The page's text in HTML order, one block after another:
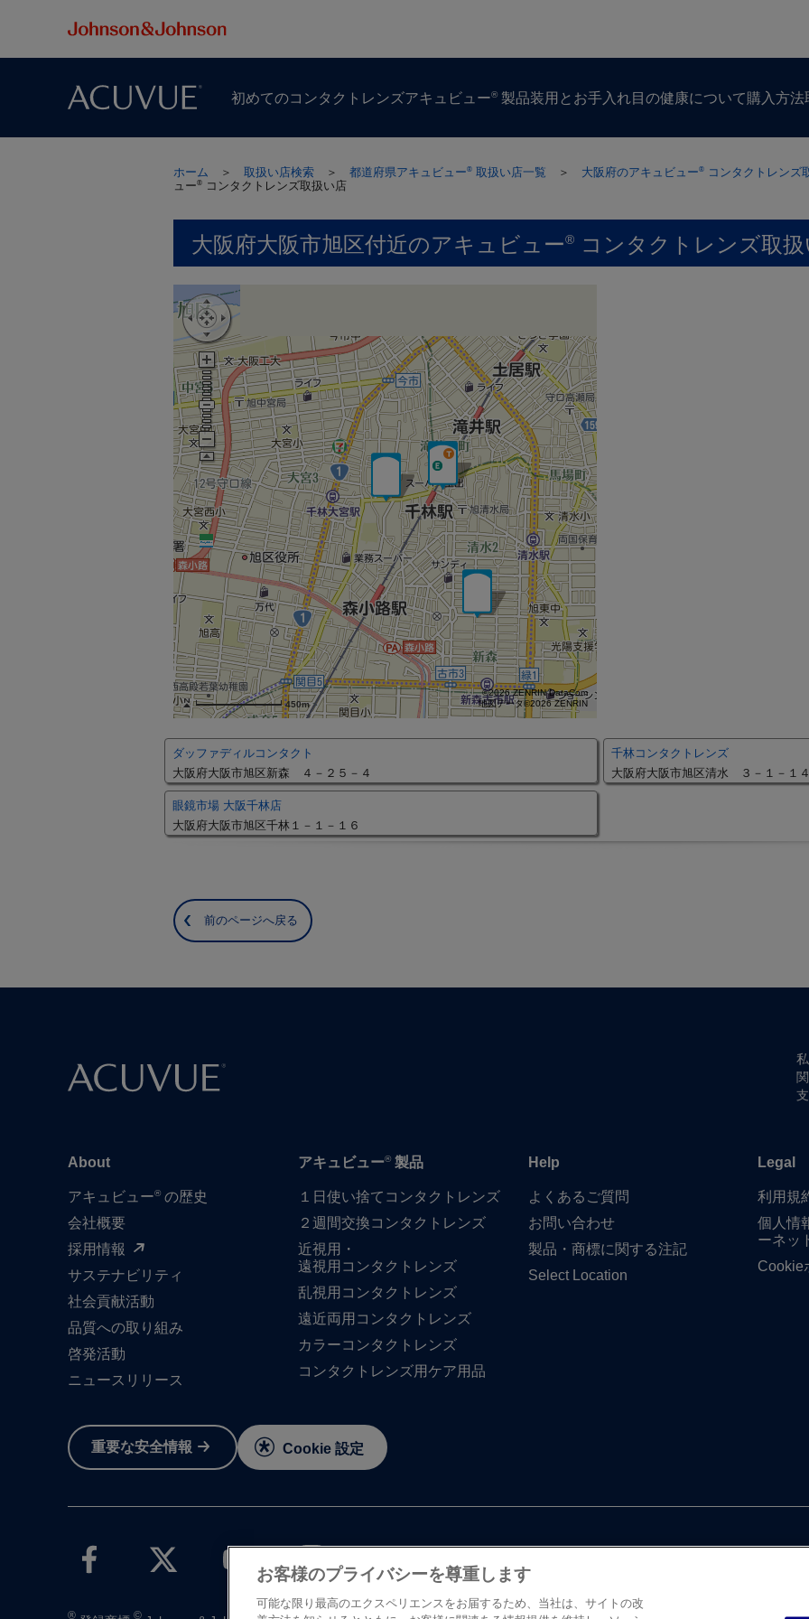
初めての​コンタクトレンズアキュビュー® 製品装用とお手入れ目の​健康に​ついて購入方​法
ホーム ＞ 取扱い店検索 ＞ 都道府県アキュビュー® 取扱い店一覧 ＞ 大阪府のアキュビュー®
コンタクトレンズ
ュー® コンタクトレンズ取扱い店
大阪府大阪市旭区付近のアキュビュー® コンタクトレンズ取
450m
©2026 ZENRIN DataCom
地図データ©2026 ZENRIN
ダッファディルコンタクト
大阪府大阪市旭区新森 ４－２５－４
千林コンタクトレンズ
大阪府大阪市旭区清水 ３－１－１
眼鏡市場 大阪千林店
大阪府大阪市旭区千林１－１－１６
前のページへ戻る
About
アキュビュー® の歴史
会社概要
採用情報
サステナビリティ
社会貢献活動
品質への​取り組み
啓発活動
ニュースリリース
アキュビュー®製品
１日​使い捨て​​コンタクトレンズ
２週間交換コンタクトレンズ
近視用・
遠視用コンタクトレンズ
乱視用コンタクトレンズ
遠近両用コンタクトレンズ
カラーコンタクトレンズ
コンタクトレンズ用ケア用品
Help
よく​ある​ご質問
お問い​合わせ
製品・商標に​関する​注記
Select Location
Legal
利用規
個人情
ーネッ
Cookie
重要な​安全情報 Cookie 設定
® ©
お客様のプライバシーを尊重します
可能な限り最高のエクスペリエンスをお届するため、当社は、サイトの改